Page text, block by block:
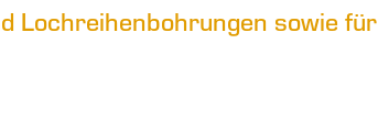
Lochreihenbohrungen sowie für